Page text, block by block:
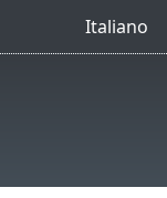
Italiano